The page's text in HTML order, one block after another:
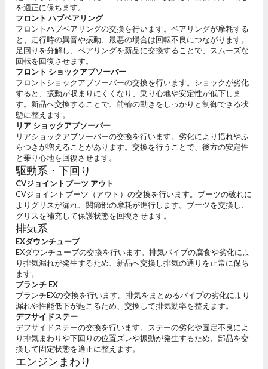
を適正に保ちます。
フロント ハブベアリング
フロントハブベアリングの交換を行います。ベアリングが摩耗する
と、走行時の異音や振動、最悪の場合は回転不良につながります。
足回りを分解し、ベアリングを新品に交換することで、スムーズな
回転を回復させます。
フロント ショックアブソーバー
フロントショックアブソーバーの交換を行います。ショックが劣化
すると、振動が収まりにくくなり、乗り心地や安定性が低下しま
す。新品へ交換することで、前輪の動きをしっかりと制御できる状
態に整えます。
リア ショックアブソーバー
リアショックアブソーバーの交換を行います。劣化により揺れやふ
らつきが増えることがあります。交換を行うことで、後方の安定性
と乗り心地を回復させます。
駆動系・下回り
CVジョイントブーツ アウト
CVジョイントブーツ（アウト）の交換を行います。ブーツの破れに
よりグリスが漏れ、関節部の摩耗が進行します。ブーツを交換し、
グリスを補充して保護状態を回復させます。
排気系
EXダウンチューブ
EXダウンチューブの交換を行います。排気パイプの腐食や劣化によ
り排気漏れが発生するため、新品へ交換し排気の通りを正常に保ち
ます。
ブランチ EX
ブランチEXの交換を行います。排気をまとめるパイプの劣化により
漏れや性能低下が起こるため、交換して排気効率を整えます。
デフサイドステー
デフサイドステーの交換を行います。ステーの劣化や固定不良によ
り排気まわりや下回りの位置ズレや振動が発生するため、部品を交
換して固定状態を適正に整えます。
エンジンまわり